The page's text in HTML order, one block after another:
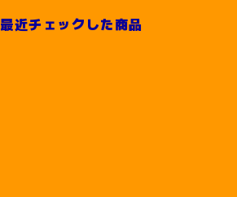
最近チェックした商品